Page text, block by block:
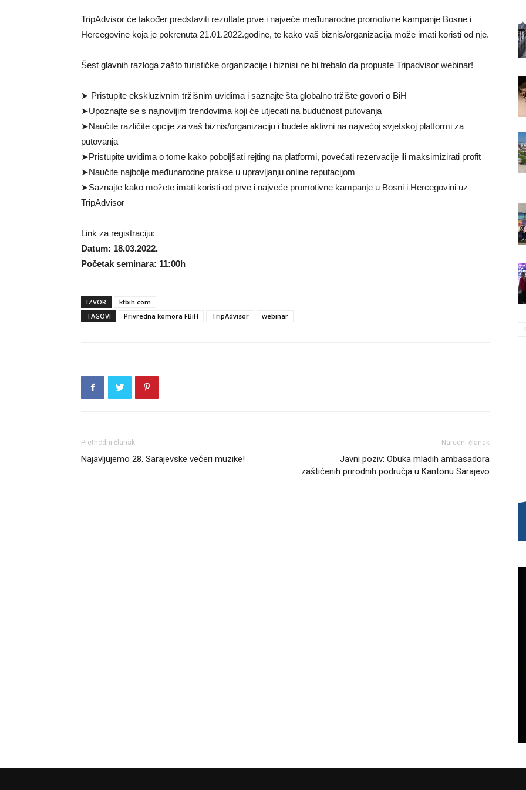
TripAdvisor će također predstaviti rezultate prve i najveće međunarodne promotivne kampanje Bosne i
Hercegovine koja je pokrenuta 21.01.2022.godine, te kako vaš biznis/organizacija može imati koristi od nje.
Šest glavnih razloga zašto turističke organizacije i biznisi ne bi trebalo da propuste Tripadvisor webinar!
➤ Pristupite ekskluzivnim tržišnim uvidima i saznajte šta globalno tržište govori o BiH
➤Upoznajte se s najnovijim trendovima koji će utjecati na budućnost putovanja
➤Naučite različite opcije za vaš biznis/organizaciju i budete aktivni na najvećoj svjetskoj platformi za
putovanja
➤Pristupite uvidima o tome kako poboljšati rejting na platformi, povećati rezervacije ili maksimizirati profit
➤Naučite najbolje međunarodne prakse u upravljanju online reputacijom
➤Saznajte kako možete imati koristi od prve i najveće promotivne kampanje u Bosni i Hercegovini uz
TripAdvisor
Link za registraciju:
Datum: 18.03.2022.
Početak seminara: 11:00h
IZVOR
kfbih.com
TAGOVI
Privredna komora FBiH TripAdvisor webinar
Prethodni članak
Najavljujemo 28. Sarajevske večeri muzike!
Naredni članak
Javni poziv: Obuka mladih ambasadora
zaštićenih prirodnih područja u Kantonu Sarajevo